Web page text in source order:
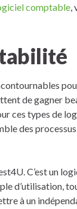
comptable
de gagner
ces types de
des
C’est un
d’utilisation,
à un